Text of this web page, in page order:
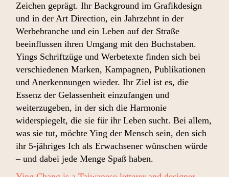
Zeichen geprägt. Ihr Background im Grafikdesign
und in der Art Direction, ein Jahrzehnt in der
Werbebranche und ein Leben auf der Straße
beeinflussen ihren Umgang mit den Buchstaben.
Yings Schriftzüge und Werbetexte finden sich bei
verschiedenen Marken, Kampagnen, Publikationen
und Anerkennungen wieder. Ihr Ziel ist es, die
Essenz der Gelassenheit einzufangen und
weiterzugeben, in der sich die Harmonie
widerspiegelt, die sie für ihr Leben sucht. Bei allem,
was sie tut, möchte Ying der Mensch sein, den sich
ihr 5-jähriges Ich als Erwachsener wünschen würde
– und dabei jede Menge Spaß haben.